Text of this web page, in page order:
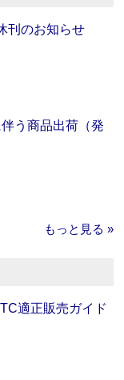
刊のお知らせ
う商品出荷（発
もっと見る »
適正販売ガイド